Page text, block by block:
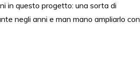
in questo progetto: una sorta di
negli anni e man mano ampliarlo con